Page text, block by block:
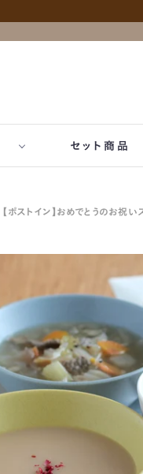
- ドレッシング
- パスタ麺
- パスタソース
- 冷凍パスタ
- 冷凍ピザ
-
セット商品
- おためしセット
【ポストイン】おめでとうのお祝